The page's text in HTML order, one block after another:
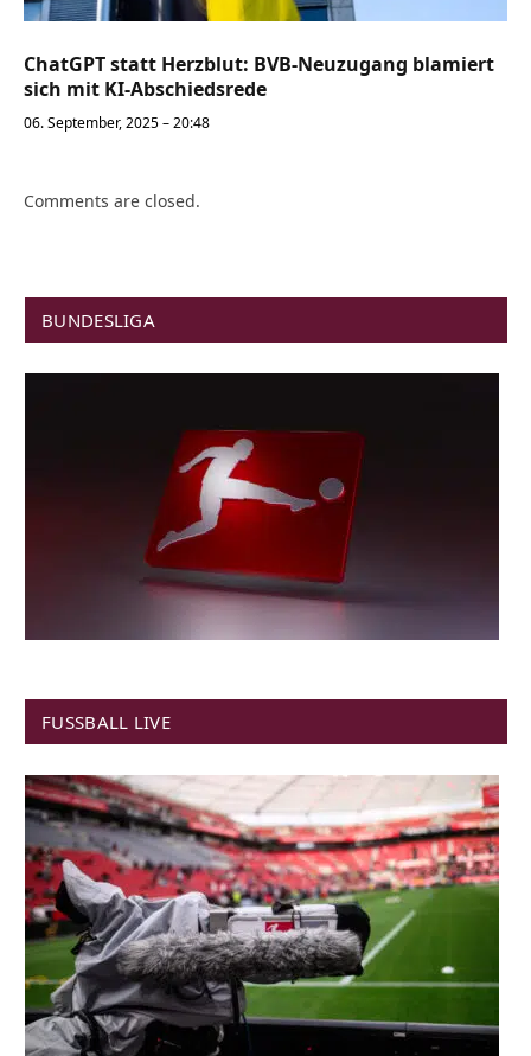
ChatGPT statt Herzblut: BVB-Neuzugang blamiert
sich mit KI-Abschiedsrede
06. September, 2025 – 20:48
Comments are closed.
BUNDESLIGA
FUSSBALL LIVE